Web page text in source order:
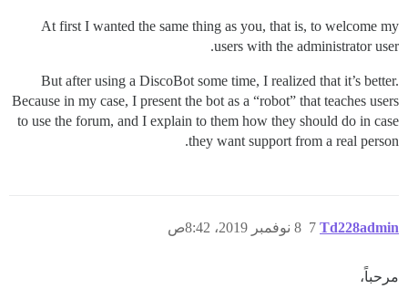
At first I wanted the same thing as you, that is, to welcome my
users with the administrator user.
But after using a DiscoBot some time, I realized that it’s better.
Because in my case, I present the bot as a “robot” that teaches users
to use the forum, and I explain to them how they should do in case
they want support from a real person.
Td228admin 8 نوفمبر 2019، 8:42ص 7
مرحباً،